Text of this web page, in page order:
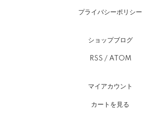
プライバシーポリシー
ショップブログ
RSS / ATOM
マイアカウント
カートを見る